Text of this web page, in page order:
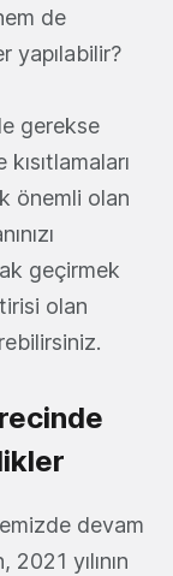
de
yapılabilir?
gerekse
önemli olan
geçirmek
olan
devam
yılının